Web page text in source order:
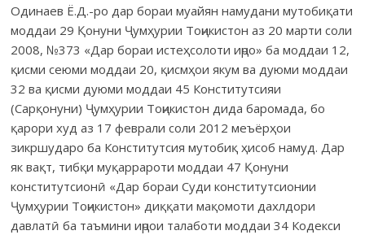
Одинаев Ё.Д.-ро дар бораи муайян намудани мутобиқати
моддаи 29 Қонуни Ҷумҳурии Тоҷикистон аз 20 марти соли
2008, №373 «Дар бораи истеҳсолоти иҷро» ба моддаи 12,
қисми сеюми моддаи 20, қисмҳои якум ва дуюми моддаи
32 ва қисми дуюми моддаи 45 Конститутсияи
(Сарқонуни) Ҷумҳурии Тоҷикистон дида баромада, бо
қарори худ аз 17 феврали соли 2012 меъёрҳои
зикршударо ба Конститутсия мутобиқ ҳисоб намуд. Дар
як вақт, тибқи муқаррароти моддаи 47 Қонуни
конститутсионӣ «Дар бораи Суди конститутсионии
Ҷумҳурии Тоҷикистон» диққати мақомоти дахлдори
давлатӣ ба таъмини иҷрои талаботи моддаи 34 Кодекси